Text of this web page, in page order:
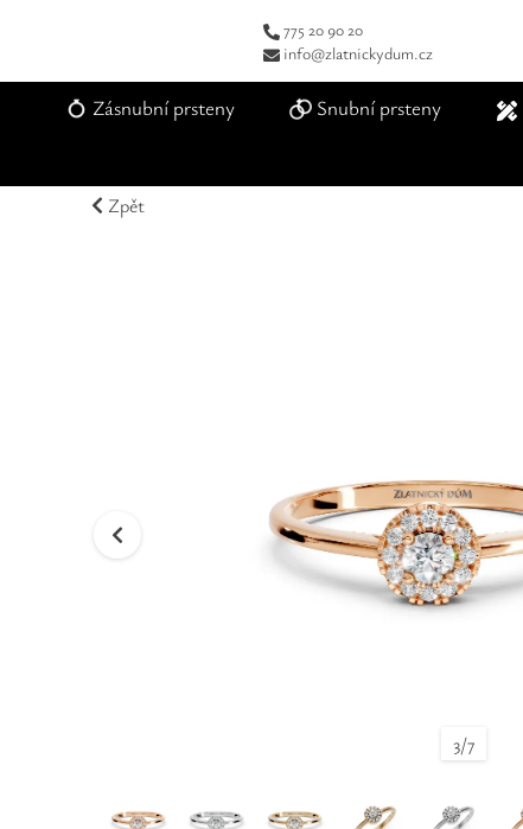
775 20 90 20
info@zlatnickydum.cz
Zásnubní prsteny Snubní prsteny
Zpět
3/7